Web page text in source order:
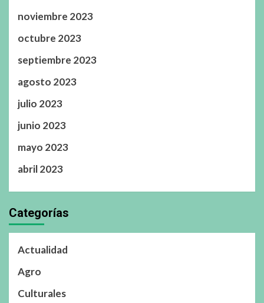
noviembre 2023
octubre 2023
septiembre 2023
agosto 2023
julio 2023
junio 2023
mayo 2023
abril 2023
Categorías
Actualidad
Agro
Culturales